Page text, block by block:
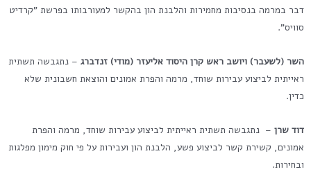
דבר במרמה בנסיבות מחמירות והלבנת הון בהקשר למעורבותו בפרשת "קרדיט
סוויס".
השר (לשעבר) ויושב ראש קרן היסוד אליעזר (מודי) זנדברג – נתגבשה תשתית
ראייתית לביצוע עבירות שוחד, מרמה והפרת אמונים והוצאת חשבונית שלא
כדין.
דוד שרן – נתגבשה תשתית ראייתית לביצוע עבירות שוחד, מרמה והפרת
אמונים, קשירת קשר לביצוע פשע, הלבנת הון ועבירות על פי חוק מימון מפלגות
ובחירות.